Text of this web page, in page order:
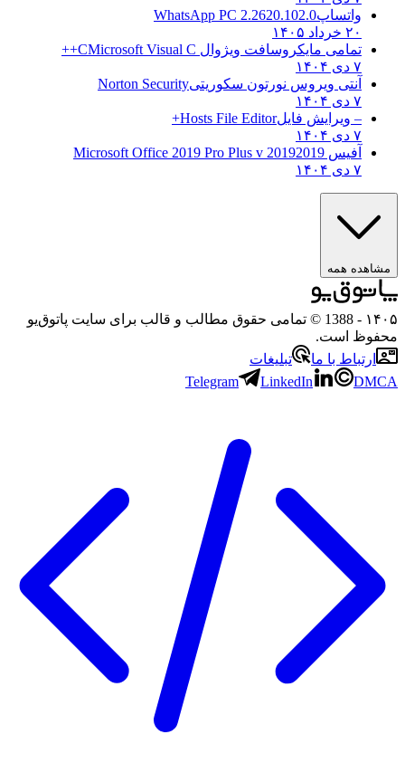
واتساپWhatsApp PC 2.2620.102.0
۲۰ خرداد ۱۴۰۵
تمامی مایکروسافت ویژوال C Microsoft Visual C++
۷ دی ۱۴۰۴
آنتی ویروس نورتون سکوریتیNorton Security
۷ دی ۱۴۰۴
– ویرایش فایلHosts File Editor+
۷ دی ۱۴۰۴
آفیس 2019 2019 Microsoft Office 2019 Pro Plus v
۷ دی ۱۴۰۴
مشاهده همه
۱۴۰۵
- 1388 © تمامی حقوق مطالب و قالب برای سایت پاتوق‌یو
محفوظ است.
ارتباط با ما
تبلیغات
Telegram
LinkedIn DMCA